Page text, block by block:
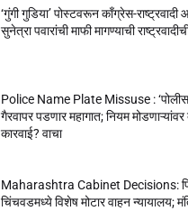
‘गुंगी गुडिया’ पोस्टवरून काँग्रेस-
सुनेत्रा पवारांची माफी मागण्याची
Police Name Plate Missuse :
गैरवापर पडणार महागात; नियम
कारवाई? वाचा
Maharashtra Cabinet Decisions:
चिंचवडमध्ये विशेष मोटार वाहन न्यायालय;